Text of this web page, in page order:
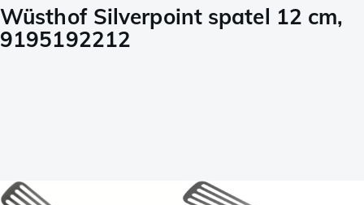
Wüsthof Silverpoint spatel 12 cm,
9195192212